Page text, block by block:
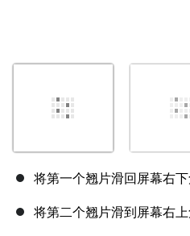
将第一个翘片滑回屏幕右下
将第二个翘片滑到屏幕右上